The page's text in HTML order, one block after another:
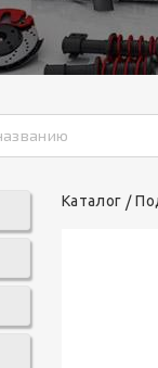
Каталог